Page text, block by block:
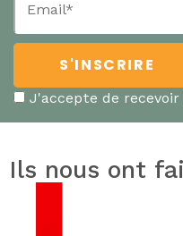
J'accepte de
Ils nous ont